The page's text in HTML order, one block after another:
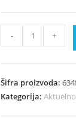
Bezicni
količina
- +
Šifra proizvoda:
Kategorija:Aktuelno